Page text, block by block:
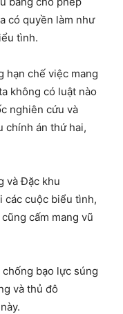
có quyền làm như
tình.
hạn chế việc mang
không có luật nào
nghiên cứu và
chính án thứ hai,
và Đặc khu
các cuộc biểu tình,
cấm mang vũ
bạo lực súng
và thủ đô